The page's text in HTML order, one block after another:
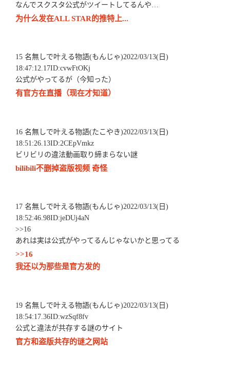
なんでスクスタ公式がツイートしてるんや…
为什么发在ALL STAR的推特上...
15 名無しで叶える物語(もんじゃ)2022/03/13(日)
18:47:12.17ID:cvwFtOKj
公式がやってるが（今知った）
有官方在直播（现在才知道）
16 名無しで叶える物語(たこやき)2022/03/13(日)
18:51:26.13ID:2CEpVmkz
ビリビリの違法動画取り締まらない謎
bilibili不删掉盗版视频 奇怪
17 名無しで叶える物語(もんじゃ)2022/03/13(日)
18:52:46.98ID:jeDUj4aN
>>16
あれは実は公式がやってるんじゃないかと思ってる
>>16
我还以为那些是官方发的
19 名無しで叶える物語(もんじゃ)2022/03/13(日)
18:54:17.36ID:wzSqf8fv
公式と違法が共存する謎のサイト
官方和盗版共存的谜之网站